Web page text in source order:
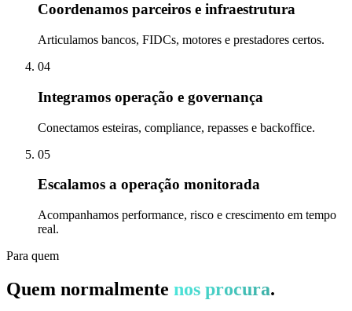
Coordenamos parceiros e infraestrutura
Articulamos bancos, FIDCs, motores e prestadores certos.
04
Integramos operação e governança
Conectamos esteiras, compliance, repasses e backoffice.
05
Escalamos a operação monitorada
Acompanhamos performance, risco e crescimento em tempo
real.
Para quem
Quem normalmente nos procura.